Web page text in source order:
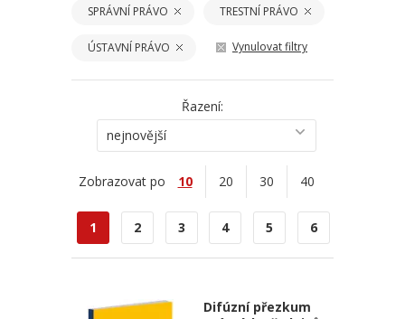
SPRÁVNÍ PRÁVO TRESTNÍ PRÁVO
ÚSTAVNÍ PRÁVO Vynulovat filtry
Řazení:
nejnovější
Zobrazovat po 10 20 30 40
1 2 3 4 5 6
Difúzní přezkum